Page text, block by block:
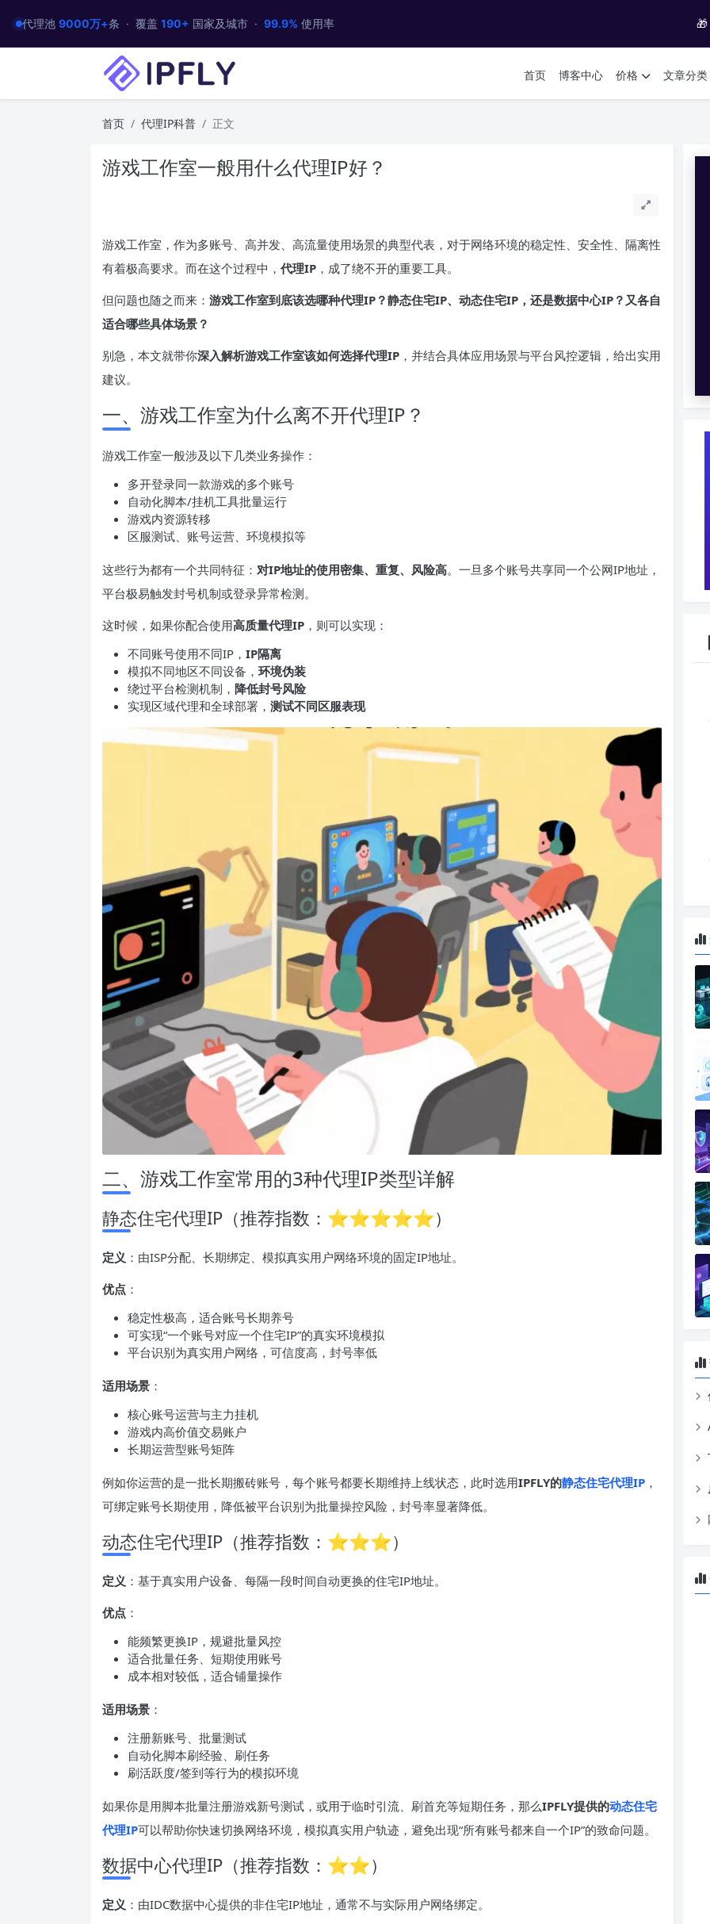
代理池 9000万+条 · 覆盖 190+ 国家及城市 · 99.9% 使用率 🎁
首页 博客中心 价格 文章分类
首页 代理IP科普 正文
游戏工作室一般用什么代理IP好？
游戏工作室，作为多账号、高并发、高流量使用场景的典型代表，对于网络环境的稳定性、安全性、隔离性
有着极高要求。而在这个过程中， 代理IP ，成了绕不开的重要工具。
但问题也随之而来： 游戏工作室到底该选哪种代理IP ？静态住宅IP、动态住宅IP，还是数据中心IP？又各自
适合哪些具体场景？
别急，本文就带你深入解析游戏工作室该如何选择代理IP ，并结合具体应用场景与平台风控逻辑，给出实用
建议。
一、游戏工作室为什么离不开代理IP？
游戏工作室一般涉及以下几类业务操作：
多开登录同一款游戏的多个账号
自动化脚本/挂机工具批量运行
游戏内资源转移
区服测试、账号运营、环境模拟等
这些行为都有一个共同特征： 对IP地址的使用密集、重复、风险高。一旦多个账号共享同一个公网IP地址，
平台极易触发封号机制或登录异常检测。
这时候，如果你配合使用高质量代理IP ，则可以实现：
不同账号使用不同IP， IP隔离
模拟不同地区不同设备， 环境伪装
绕过平台检测机制， 降低封号风险
实现区域代理和全球部署， 测试不同区服表现
二、游戏工作室常用的3种代理IP类型详解
静态住宅代理IP（推荐指数：⭐⭐⭐⭐⭐）
定义 ：由ISP分配、长期绑定、模拟真实用户网络环境的固定IP地址。
优点 ：
稳定性极高，适合账号长期养号
可实现“一个账号对应一个住宅IP”的真实环境模拟
平台识别为真实用户网络，可信度高，封号率低
适用场景 ：
核心账号运营与主力挂机
游戏内高价值交易账户
长期运营型账号矩阵
例如你运营的是一批长期搬砖账号，每个账号都要长期维持上线状态，此时选用IPFLY的静态住宅代理IP ，
可绑定账号长期使用，降低被平台识别为批量操控风险，封号率显著降低。
动态住宅代理IP（推荐指数：⭐⭐⭐）
定义 ：基于真实用户设备、每隔一段时间自动更换的住宅IP地址。
优点 ：
能频繁更换IP，规避批量风控
适合批量任务、短期使用账号
成本相对较低，适合铺量操作
适用场景 ：
注册新账号、批量测试
自动化脚本刷经验、刷任务
刷活跃度/签到等行为的模拟环境
如果你是用脚本批量注册游戏新号测试，或用于临时引流、刷首充等短期任务，那么IPFLY提供的动态住宅
代理IP可以帮助你快速切换网络环境，模拟真实用户轨迹，避免出现“所有账号都来自一个IP”的致命问题。
数据中心代理IP（推荐指数：⭐⭐）
定义 ：由IDC数据中心提供的非住宅IP地址，通常不与实际用户网络绑定。